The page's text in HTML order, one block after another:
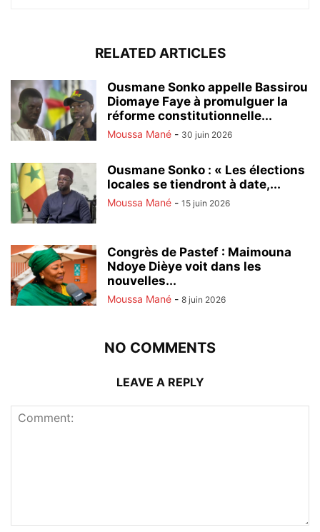
RELATED ARTICLES
Ousmane Sonko appelle Bassirou
Diomaye Faye à promulguer la
réforme constitutionnelle...
Moussa Mané - 30 juin 2026
Ousmane Sonko : « Les élections
locales se tiendront à date,...
Moussa Mané - 15 juin 2026
Congrès de Pastef : Maimouna
Ndoye Dièye voit dans les
nouvelles...
Moussa Mané - 8 juin 2026
NO COMMENTS
LEAVE A REPLY